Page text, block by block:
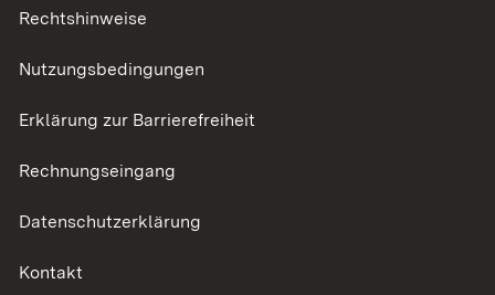
Rechtshinweise
Nutzungsbedingungen
Erklärung zur Barrierefreiheit
Rechnungseingang
Datenschutzerklärung
Kontakt